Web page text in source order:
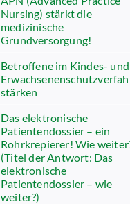
Nursing) stärkt die
medizinische
Grundversorgung!
Betroffene im Kindes- und
stärken
Das elektronische
Patientendossier – ein
Rohrkrepierer! Wie
(Titel der Antwort: Das
elektronische
Patientendossier – wie
weiter?)